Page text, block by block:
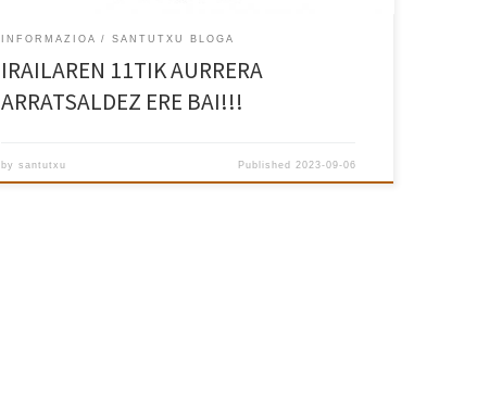
INFORMAZIOA SANTUTXU BLOGA
IRAILAREN 11TIK AURRERA
ARRATSALDEZ ERE BAI!!!
by santutxu Published 2023-09-06